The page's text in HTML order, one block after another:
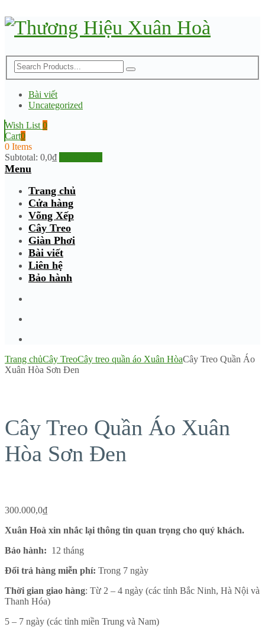
Bài viết
Uncategorized
Wish List 0
Cart0
0 Items
Subtotal: 0,0₫
Menu
Trang chủ
Cửa hàng
Võng Xếp
Cây Treo
Giàn Phơi
Bài viết
Liên hệ
Bảo hành
Trang chủCây TreoCây treo quần áo Xuân HòaCây Treo Quần Áo
Xuân Hòa Sơn Đen
Cây Treo Quần Áo Xuân
Hòa Sơn Đen
300.000,0₫
Xuân Hoà xin nhắc lại thông tin quan trọng cho quý khách.
Bảo hành: 12 tháng
Đổi trả hàng miễn phí: Trong 7 ngày
Thời gian giao hàng: Từ 2 – 4 ngày (các tỉnh Bắc Ninh, Hà Nội và
Thanh Hóa)
5 – 7 ngày (các tỉnh miền Trung và Nam)